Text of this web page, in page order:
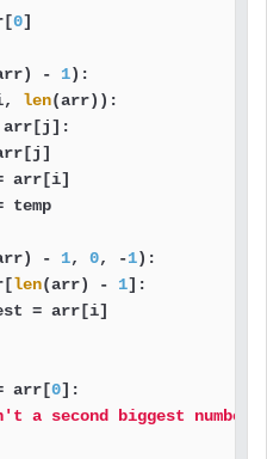
0]
- 1):
len(arr)):
arr[j]:
arr[i]
temp
- 1, 0, -1):
len(arr) - 1]:
= arr[i]
arr[0]:
a second biggest number"